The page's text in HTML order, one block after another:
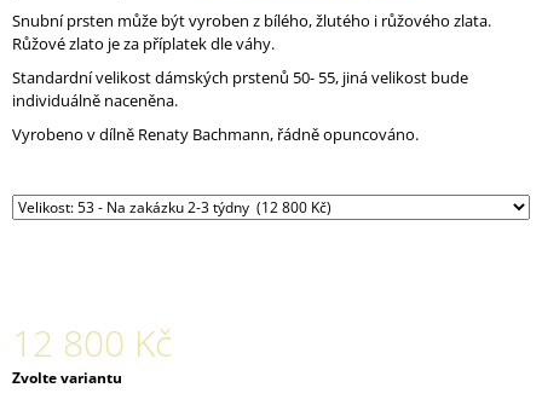
Snubní prsten může být vyroben z bílého, žlutého i růžového zlata.
Růžové zlato je za příplatek dle váhy.
Standardní velikost dámských prstenů 50- 55, jiná velikost bude
individuálně naceněna.
Vyrobeno v dílně Renaty Bachmann, řádně opuncováno.
12 800 Kč
Měrná
Zvolte variantu
SNUBNÍ
SADA
CORALION
A
CORAL
VE
43
600